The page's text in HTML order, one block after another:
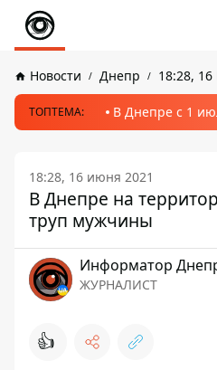
Новости Днепр 18:28,
ТОПТЕМА: В Днепре с 1
18:28, 16 июня 2021
В Днепре на
труп мужчины
Информатор
ЖУРНАЛИСТ
👍